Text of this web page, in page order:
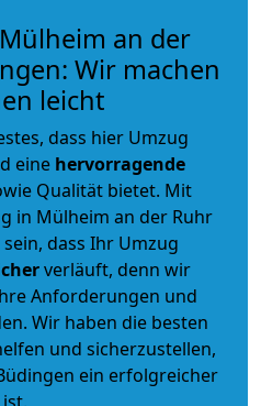
an der
Wir machen
leicht
dass hier Umzug
eine hervorragende
Qualität bietet. Mit
in Mülheim an der Ruhr
dass Ihr Umzug
verläuft, denn wir
Anforderungen und
Wir haben die besten
und sicherzustellen,
ein erfolgreicher
ist.